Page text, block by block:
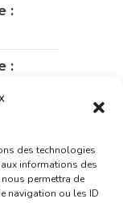
des technologies
informations des
permettra de
navigation ou les ID
:
: